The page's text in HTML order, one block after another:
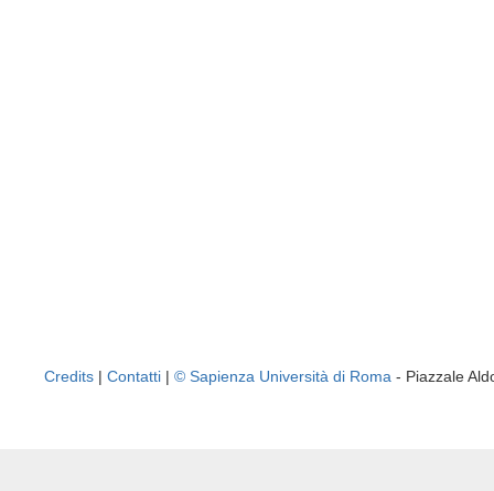
Credits | Contatti | © Sapienza Università di Roma - Piazzale